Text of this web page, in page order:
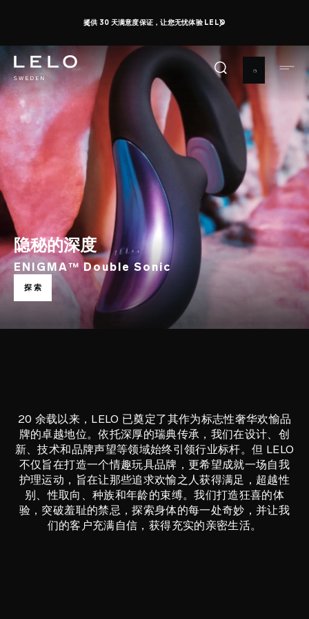
到
要
内
容
性高潮日：最高可享 50% 的折扣 + 获取免费玩具
0 d 12 h 27 m 57 s
隐秘的深度
ENIGMA™ Double Sonic
探索
20 余载以来，LELO 已奠定了其作为标志性奢华欢愉品
牌的卓越地位。依托深厚的瑞典传承，我们在设计、创
新、技术和品牌声望等领域始终引领行业标杆。但 LELO
不仅旨在打造一个情趣玩具品牌，更希望成就一场自我
护理运动，旨在让那些追求欢愉之人获得满足，超越性
别、性取向、种族和年龄的束缚。我们打造狂喜的体
验，突破羞耻的禁忌，探索身体的每一处奇妙，并让我
们的客户充满自信，获得充实的亲密生活。